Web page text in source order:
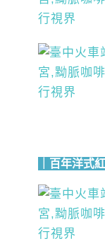
｜百年洋式